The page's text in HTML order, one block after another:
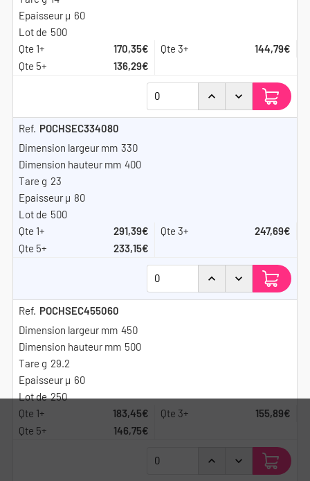
60
500
170,35€
144,79€
136,29€
POCHSEC334080
330
400
23
80
500
291,39€
247,69€
233,15€
POCHSEC455060
450
500
29.2
60
250
183,45€
155,89€
146,75€